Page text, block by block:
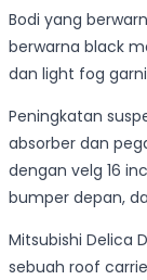
Bodi yang
berwarna black
dan light fog
Peningkatan
absorber dan
dengan velg 16
bumper depan,
Mitsubishi Delica
sebuah roof